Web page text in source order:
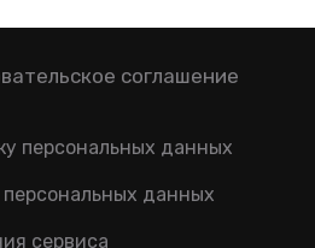
соглашение
персональных данных
данных
сервиса